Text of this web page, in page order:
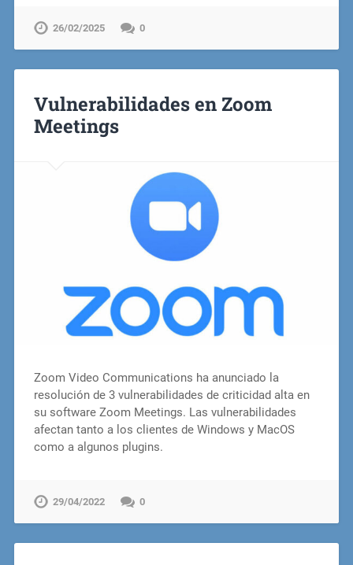
26/02/2025 0
Vulnerabilidades en Zoom
Meetings
Zoom Video Communications ha anunciado la
resolución de 3 vulnerabilidades de criticidad alta en
su software Zoom Meetings. Las vulnerabilidades
afectan tanto a los clientes de Windows y MacOS
como a algunos plugins.
29/04/2022 0